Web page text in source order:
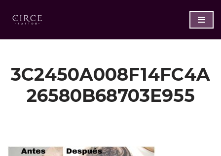
Saltar
al
3C2450A008F14FC4A
26580B68703E955